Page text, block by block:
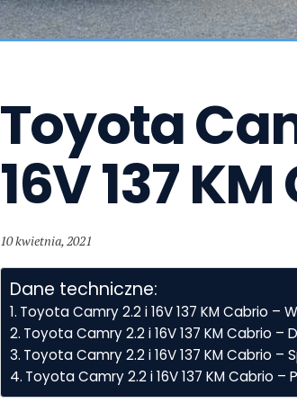
Toyota
16V 137
10 kwietnia, 2021
Dane techniczne:
Toyota Camry 2.2 i 16V 137 KM Cabrio –
Toyota Camry 2.2 i 16V 137 KM Cabrio –
Toyota Camry 2.2 i 16V 137 KM Cabrio –
Toyota Camry 2.2 i 16V 137 KM Cabrio –